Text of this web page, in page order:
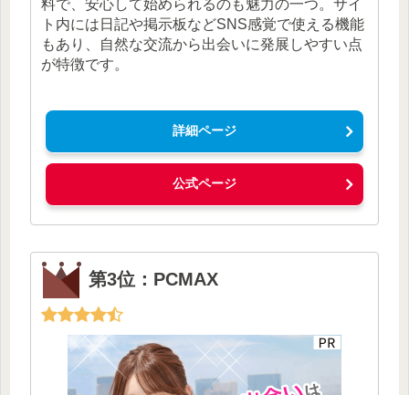
料で、安心して始められるのも魅力の一つ。サイ
ト内には日記や掲示板などSNS感覚で使える機能
もあり、自然な交流から出会いに発展しやすい点
が特徴です。
詳細ページ
公式ページ
第3位：PCMAX